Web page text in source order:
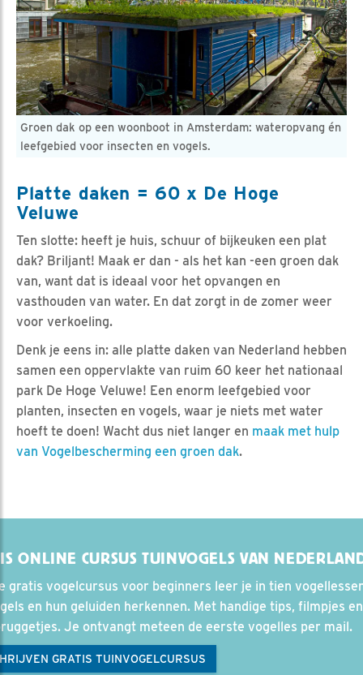
Groen dak op een woonboot in Amsterdam: wateropvang én
leefgebied voor insecten en vogels.
Platte daken = 60 x De Hoge
Veluwe
Ten slotte: heeft je huis, schuur of bijkeuken een plat
dak? Briljant! Maak er dan - als het kan -een groen dak
van, want dat is ideaal voor het opvangen en
vasthouden van water. En dat zorgt in de zomer weer
voor verkoeling.
Denk je eens in: alle platte daken van Nederland hebben
samen een oppervlakte van ruim 60 keer het nationaal
park De Hoge Veluwe! Een enorm leefgebied voor
planten, insecten en vogels, waar je niets met water
hoeft te doen! Wacht dus niet langer en maak met hulp
van Vogelbescherming een groen dak.
ONLINE CURSUS TUINVOGELS VAN
gratis vogelcursus voor beginners leer je in tien
en hun geluiden herkennen. Met handige tips, filmpjes en
Je ontvangt meteen de eerste vogelles per mail.
GRATIS TUINVOGELCURSUS